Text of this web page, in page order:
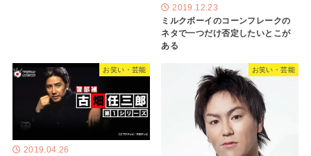
2019.12.23
ミルクボーイのコーンフレークの
ネタで一つだけ否定したいとこが
ある
お笑い・芸能
2019.04.26
お笑い・芸能